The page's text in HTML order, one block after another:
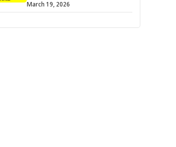
March 19, 2026